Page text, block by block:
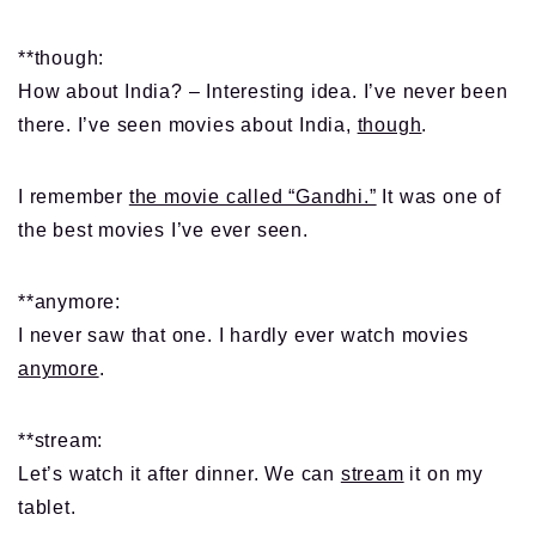
**though:
How about India? – Interesting idea. I’ve never been
there. I’ve seen movies about India, though.
I remember the movie called “Gandhi.” It was one of
the best movies I’ve ever seen.
**anymore:
I never saw that one. I hardly ever watch movies
anymore.
**stream:
Let’s watch it after dinner. We can stream it on my
tablet.